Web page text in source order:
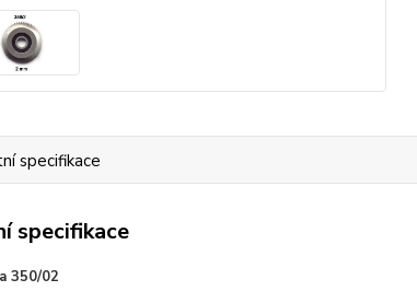
specifikace
specifikace
350/02